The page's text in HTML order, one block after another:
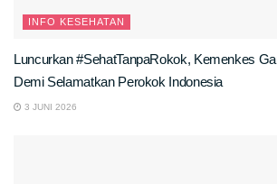
INFO KESEHATAN
Luncurkan #SehatTanpaRokok, Kemenkes
Demi Selamatkan Perokok Indonesia
3 JUNI 2026